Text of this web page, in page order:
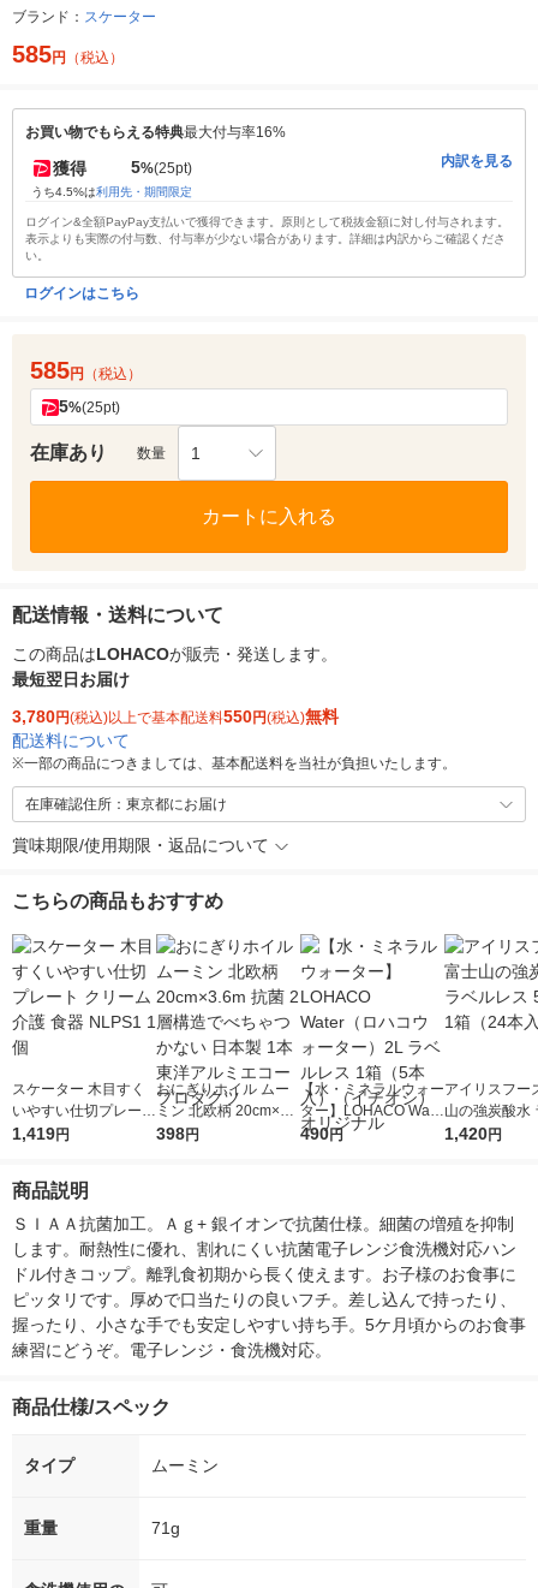
ブランド： スケーター
585円 （税込）
お買い物でもらえる特典最大付与率16%
獲得 5%(25pt)
うち4.5%は利用先・期間限定
内訳を見る
ログイン&全額PayPay支払いで獲得できます。原則として税抜金額に対し付与されます。
表示よりも実際の付与数、付与率が少ない場合があります。詳細は内訳からご確認くださ
い。
ログインはこちら
585円 （税込）
5%(25pt)
在庫あり 数量 1
カートに入れる
配送情報・送料について
この商品はLOHACOが販売・発送します。
最短翌日お届け
3,780円(税込)以上で基本配送料550円(税込)無料
配送料について
※一部の商品につきましては、基本配送料を当社が負担いたします。
在庫確認住所：東京都にお届け
賞味期限/使用期限・返品について
こちらの商品もおすすめ
スケーター 木目すく
いやすい仕切プレート
クリーム 介護 食器 N
1,419円
おにぎりホイル ムー
ミン 北欧柄 20cm×3.6
m 抗菌 2層構造でべち
398円
【水・ミネラルウォー
ター】LOHACO Wate
r（ロハコウォータ
490円
アイリスフー
山の強炭酸水
レス 500ml 1
1,420円
商品説明
ＳＩＡＡ抗菌加工。Ａｇ+ 銀イオンで抗菌仕様。細菌の増殖を抑制
します。耐熱性に優れ、割れにくい抗菌電子レンジ食洗機対応ハン
ドル付きコップ。離乳食初期から長く使えます。お子様のお食事に
ピッタリです。厚めで口当たりの良いフチ。差し込んで持ったり、
握ったり、小さな手でも安定しやすい持ち手。5ケ月頃からのお食事
練習にどうぞ。電子レンジ・食洗機対応。
商品仕様/スペック
タイプ ムーミン
重量 71g